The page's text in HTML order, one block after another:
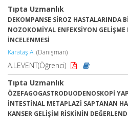
Tıpta Uzmanlık
DEKOMPANSE SİROZ HASTALARINDA
NOZOKOMİYAL ENFEKSİYON
İNCELENMESİ
Karataş A. (Danışman)
A.LEVENT(Öğrenci)
Tıpta Uzmanlık
ÖZEFAGOGASTRODUODENOSKOPİ
İNTESTİNAL METAPLAZİ SAPTANAN
KANSER GELİŞİM RİSKİNİN